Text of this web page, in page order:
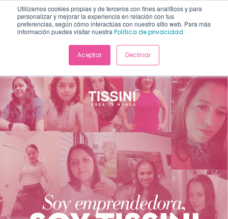
Utilizamos cookies propias y de terceros con fines analíticos y para
personalizar y mejorar la experiencia en relación con tus
preferencias, según cómo interactúas con nuestro sitio web. Para más
información puedes visitar nuestra Política de privacidad
Aceptar Declinar
Horario de atención:Lunes a jueves de 12:30 a 22:00 y Viernes
de 12:00 a 19:00 Hora Miami